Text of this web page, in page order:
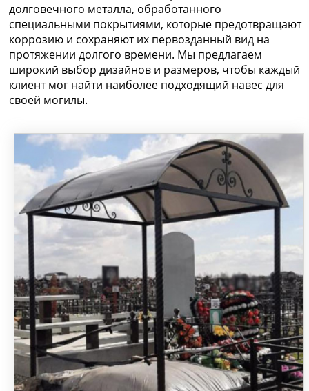
долговечного металла, обработанного
специальными покрытиями, которые предотвращают
коррозию и сохраняют их первозданный вид на
протяжении долгого времени. Мы предлагаем
широкий выбор дизайнов и размеров, чтобы каждый
клиент мог найти наиболее подходящий навес для
своей могилы.